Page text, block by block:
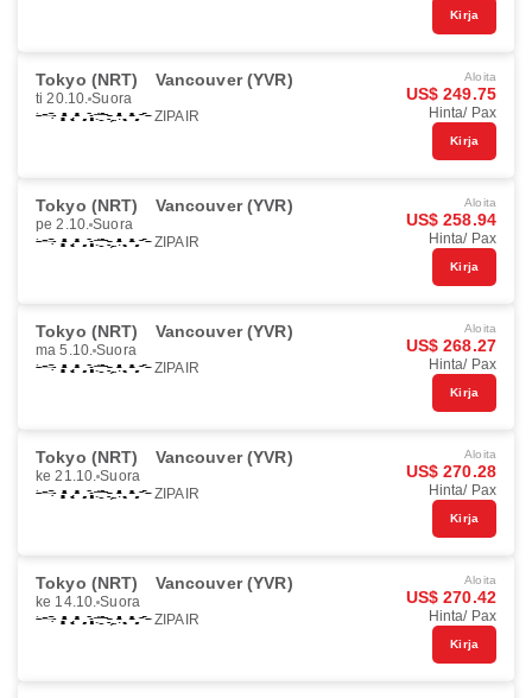
Kirja
Tokyo (NRT) Vancouver (YVR)
ti 20.10. Suora
ZIPAIR
Aloita
US$ 249.75
Hinta/ Pax
Kirja
Tokyo (NRT) Vancouver (YVR)
pe 2.10. Suora
ZIPAIR
Aloita
US$ 258.94
Hinta/ Pax
Kirja
Tokyo (NRT) Vancouver (YVR)
ma 5.10. Suora
ZIPAIR
Aloita
US$ 268.27
Hinta/ Pax
Kirja
Tokyo (NRT) Vancouver (YVR)
ke 21.10. Suora
ZIPAIR
Aloita
US$ 270.28
Hinta/ Pax
Kirja
Tokyo (NRT) Vancouver (YVR)
ke 14.10. Suora
ZIPAIR
Aloita
US$ 270.42
Hinta/ Pax
Kirja